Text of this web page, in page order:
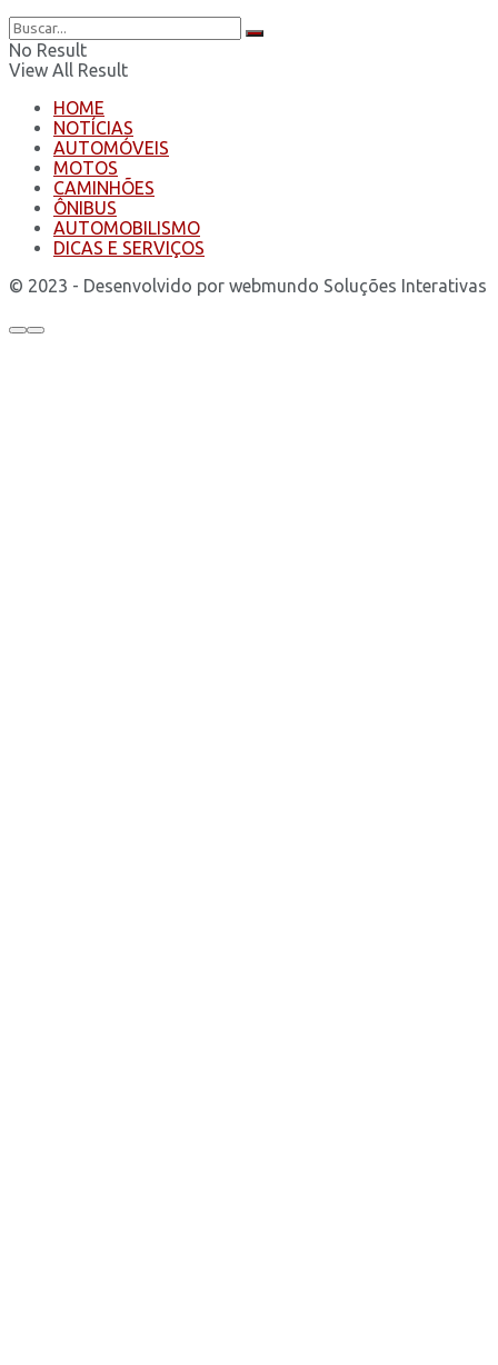
No Result
View All Result
HOME
NOTÍCIAS
AUTOMÓVEIS
MOTOS
CAMINHÕES
ÔNIBUS
AUTOMOBILISMO
DICAS E SERVIÇOS
© 2023 - Desenvolvido por webmundo Soluções Interativas